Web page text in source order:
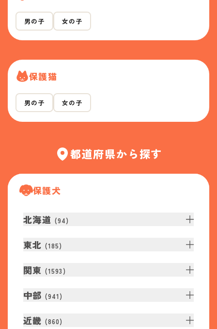
男の子 女の子
保護猫
男の子 女の子
都道府県から探す
保護犬
北海道 (94)
東北 (185)
関東 (1593 )
中部 (941 )
近畿 (860)